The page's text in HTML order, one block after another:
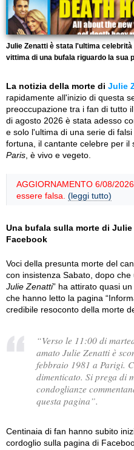
Julie Zenatti è stata l'ultima celebrità
vittima di una bufala riguardo la sua
La notizia della morte di Julie
rapidamente all'inizio di questa
preoccupazione tra i fan di tutto
di agosto 2026 è stata adesso
e solo l'ultima di una serie di
fortuna, il cantante celebre per il
Paris , è vivo e vegeto.
AGGIORNAMENTO 6/08/
essere falsa. (leggi tutto)
Una bufala sulla morte di
Facebook
Voci della presunta morte del
con insistenza Sabato, dopo
Julie Zenatti” ha attirato quasi
che hanno letto la pagina
credibile resoconto della morte
“Verso le 11:00 di
amato Julie Zenatti è
febbraio 1981 a Parigi.
dimenticato. Si prega di
condoglianze
questa pagina”.
Centinaia di fan hanno subito
cordoglio sulla pagina di